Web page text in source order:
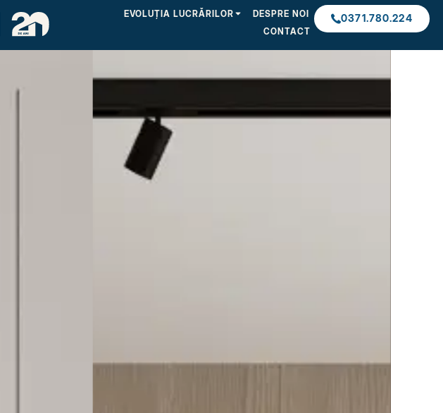
EVOLUȚIA LUCRĂRILOR
DESPRE NOI
CONTACT
0371.780.224